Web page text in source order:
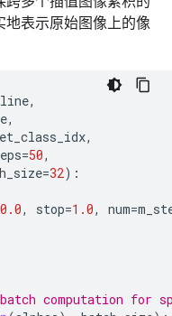
地表示原始图像上的像
,
,
,
=50,
=32):
0.0, stop=1.0, num=
computation for